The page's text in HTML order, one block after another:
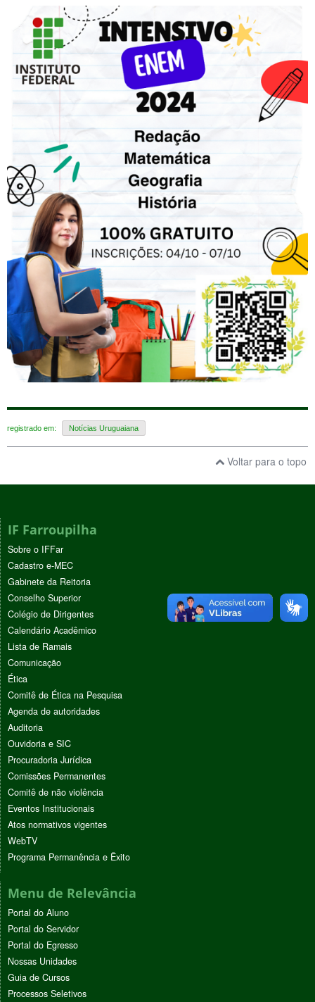
registrado em: Notícias Uruguaiana
Voltar para o topo
IF Farroupilha
Sobre o IFFar
Cadastro e-MEC
Gabinete da Reitoria
Conselho Superior
Colégio de Dirigentes
Calendário Acadêmico
Lista de Ramais
Comunicação
Ética
Comitê de Ética na Pesquisa
Agenda de autoridades
Auditoria
Ouvidoria e SIC
Procuradoria Jurídica
Comissões Permanentes
Comitê de não violência
Eventos Institucionais
Atos normativos vigentes
WebTV
Programa Permanência e Êxito
Menu de Relevância
Portal do Aluno
Portal do Servidor
Portal do Egresso
Nossas Unidades
Guia de Cursos
Processos Seletivos